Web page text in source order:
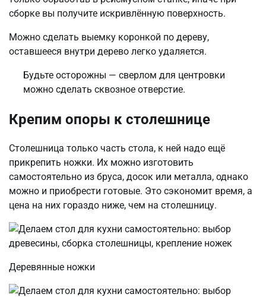
сборке вы получите искривлённую поверхность.
Можно сделать выемку коронкой по дереву,
оставшееся внутри дерево легко удаляется.
Будьте осторожны — сверлом для центровки
можно сделать сквозное отверстие.
Крепим опоры к столешнице
Столешница только часть стола, к ней надо ещё
прикрепить ножки. Их можно изготовить
самостоятельно из бруса, досок или металла, однако
можно и приобрести готовые. Это сэкономит время, а
цена на них гораздо ниже, чем на столешницу.
Деревянные ножки